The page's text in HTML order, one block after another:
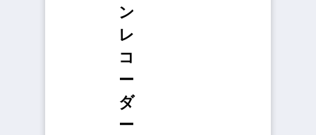
ン
レ
コ
ー
ダ
ー